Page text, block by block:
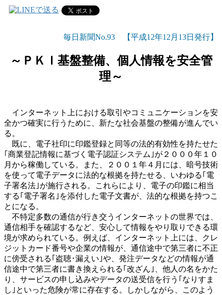
毎日新聞No.93 【平成12年12月13日発行】
～ＰＫＩ基盤整備、個人情報を安全管
理～
インターネット上における取引やコミュニケーションを安
全かつ確実に行うために、新たな社会基盤の整備が進んでい
る。
既に、電子社印に印鑑登録と同等の法的有効性を持たせた
｢商業登記情報に基づく電子認証システム｣が２０００年１０
月から稼働している。また、２００１年４月には、暗号技術
を使って電子データに法的な根拠を持たせる、いわゆる｢電
子署名法｣が施行される。これらにより、電子の印鑑に相当
する｢電子署名｣を添付した電子文書が、法的な根拠を持つこ
とになる。
不特定多数の通信が行き交うインターネットの世界では、
通信相手を確認するなど、安心して情報をやり取りできる環
境が求められている。例えば、インターネット上には、クレ
ジットカード番号や企業の情報が、通信途中で第三者に不正
に傍受される｢盗聴･漏えい｣や、発注データなどの情報が通
信途中で第三者に書き換えられる｢改ざん｣、他人の名をかた
り、サービスの申し込みやデータの送受信を行う｢なりすま
し｣といった危険が常に存在する。しかしながら、このよう